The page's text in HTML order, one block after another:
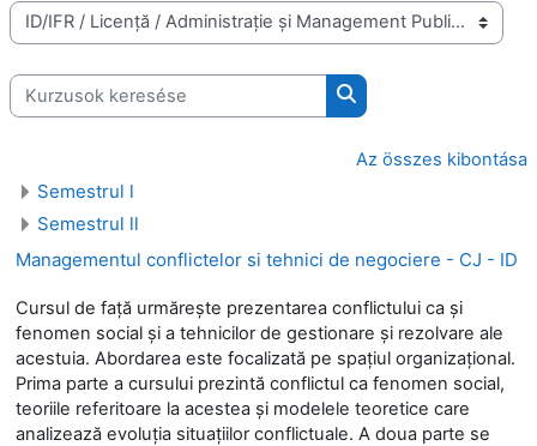
Kurzuskategóriák
Kurzusok keresése
Kurzusok keresése
Az összes kibontása
Semestrul l
Semestrul ll
Managementul conflictelor si tehnici de negociere - CJ - ID
Cursul de față urmărește prezentarea conflictului ca și
fenomen social și a tehnicilor de gestionare și rezolvare ale
acestuia. Abordarea este focalizată pe spațiul organizațional.
Prima parte a cursului prezintă conflictul ca fenomen social,
teoriile referitoare la acestea și modelele teoretice care
analizează evoluția situațiilor conflictuale. A doua parte se